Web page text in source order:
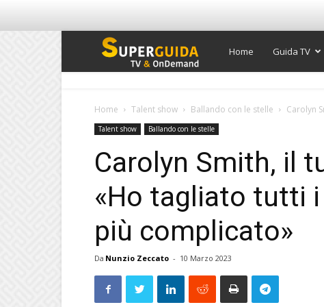
Super
Home Guida TV
Home Talent show Ballando con le stelle Carolyn
Talent show Ballando con le stelle
Carolyn Smith, il
«Ho tagliato tutti
più complicato»
Da Nunzio Zeccato - 10 Marzo 2023